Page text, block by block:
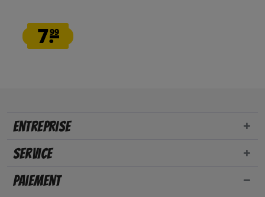
7.99
Entreprise
Service
Paiement